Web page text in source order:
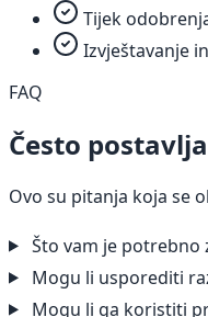
Tijek
Izvještavanje
FAQ
Često
Ovo su pitanja koja se
Što vam je potrebno
Mogu li usporediti
Mogu li ga koristiti